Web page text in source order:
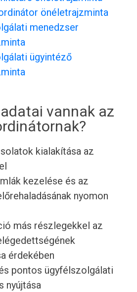
önéletrajzminta
menedzser
ügyintéző
vannak az
kialakítása az
kezelése és az
nyomon
más részlegekkel az
érdekében
pontos ügyfélszolgálati
nyújtása